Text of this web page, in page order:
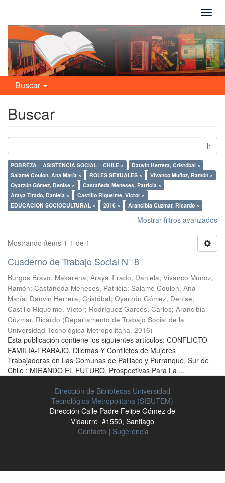
Buscar
Buscar
Ir
POBREZA – ASISTENCIA SOCIAL – CHILE ×
Dauvin Herrera, Cristóbal ×
Salamé Coulon, Ana María ×
ROLES SEXUALES ×
Vivanco Muñoz, Ramón ×
Oyarzún Gómez, Denise ×
Castañeda Meneses, Patricia ×
Araya Tirado, Daniela ×
Castillo Riquelme, Víctor ×
EDUCACION SOCIOCULTURAL ×
2016 × Arancibia Cuzmar, Ricardo ×
Mostrar filtros avanzados
Mostrando ítems 1-1 de 1
Cuaderno de Trabajo Social N° 8
Burgos Bravo, Makarena; Araya Tirado, Daniela; Vivanco Muñoz,
Ramón; Castañeda Meneses, Patricia; Salamé Coulon, Ana
María; Dauvin Herrera, Cristóbal; Oyarzún Gómez, Denise;
Castillo Riquelme, Víctor; Rodríguez Garcés, Carlos; Arancibia
Cuzmar, Ricardo (Departamento de Trabajo Social de la
Universidad Tecnológica Metropolitana, 2016)
Esta publicación contiene los siguientes artículos: CONFLICTO
FAMILIA-TRABAJO. Dilemas Y Conflictos de Mujeres
Trabajadoras en Las Comunas de Paillaco y Purranque, Sur de
Chile ; MIRANDO EL FUTURO. Prospectivas Para La ...
Dirección de Bibliotecas Universidad
Tecnológica Metropolitana (SIBUTEM)
Dirección Calle Padre Felipe Gómez de
Vidaurre #1550, Santiago
Contacto | Sugerencia